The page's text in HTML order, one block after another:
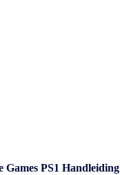
Games PS1 Handleiding